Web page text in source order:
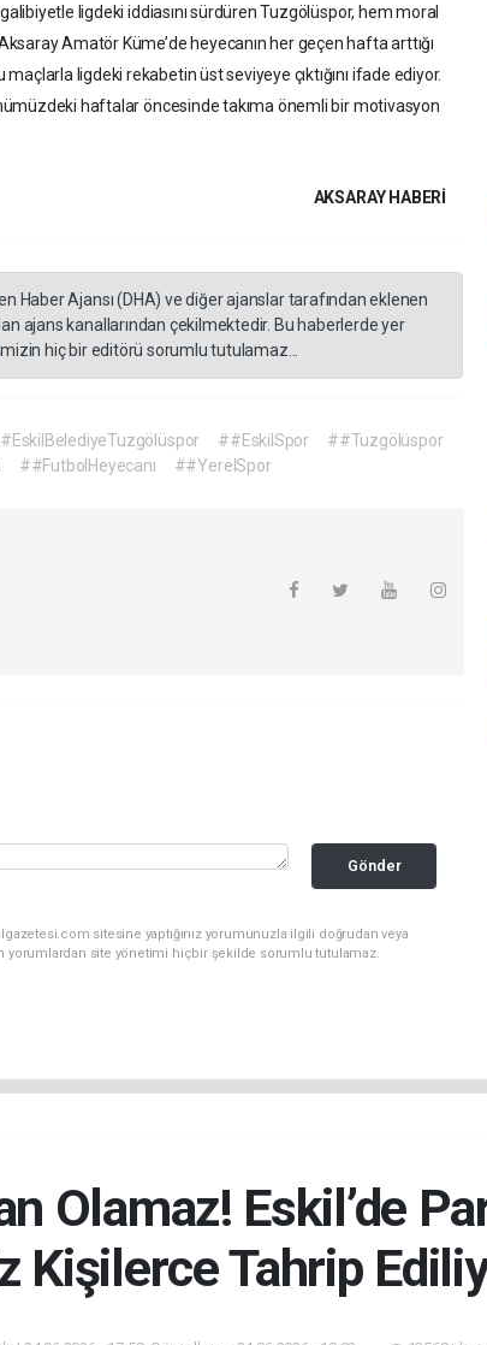
ligdeki iddiasını sürdüren Tuzgölüspor, hem moral
Amatör Küme’de heyecanın her geçen hafta arttığı
ligdeki rekabetin üst seviyeye çıktığını ifade ediyor.
haftalar öncesinde takıma önemli bir motivasyon
AKSARAY HABERİ
Haber Ajansı (DHA) ve diğer ajanslar tarafından eklenen
ajans kanallarından çekilmektedir. Bu haberlerde yer
hiç bir editörü sorumlu tutulamaz...
##EskilSpor
##Tuzgölüspor
##FutbolHeyecanı ##YerelSpor
Gönder
sitesine yaptığınız yorumunuzla ilgili doğrudan veya
yorumlardan site yönetimi hiçbir şekilde sorumlu tutulamaz.
Olamaz! Eskil’de
Kişilerce Tahrip